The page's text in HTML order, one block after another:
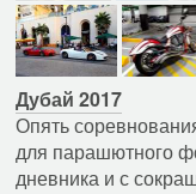
Дубай 2017
Опять
для парашютного
дневника и с